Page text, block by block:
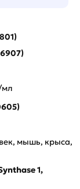
мл
мышь, крыса,
1,